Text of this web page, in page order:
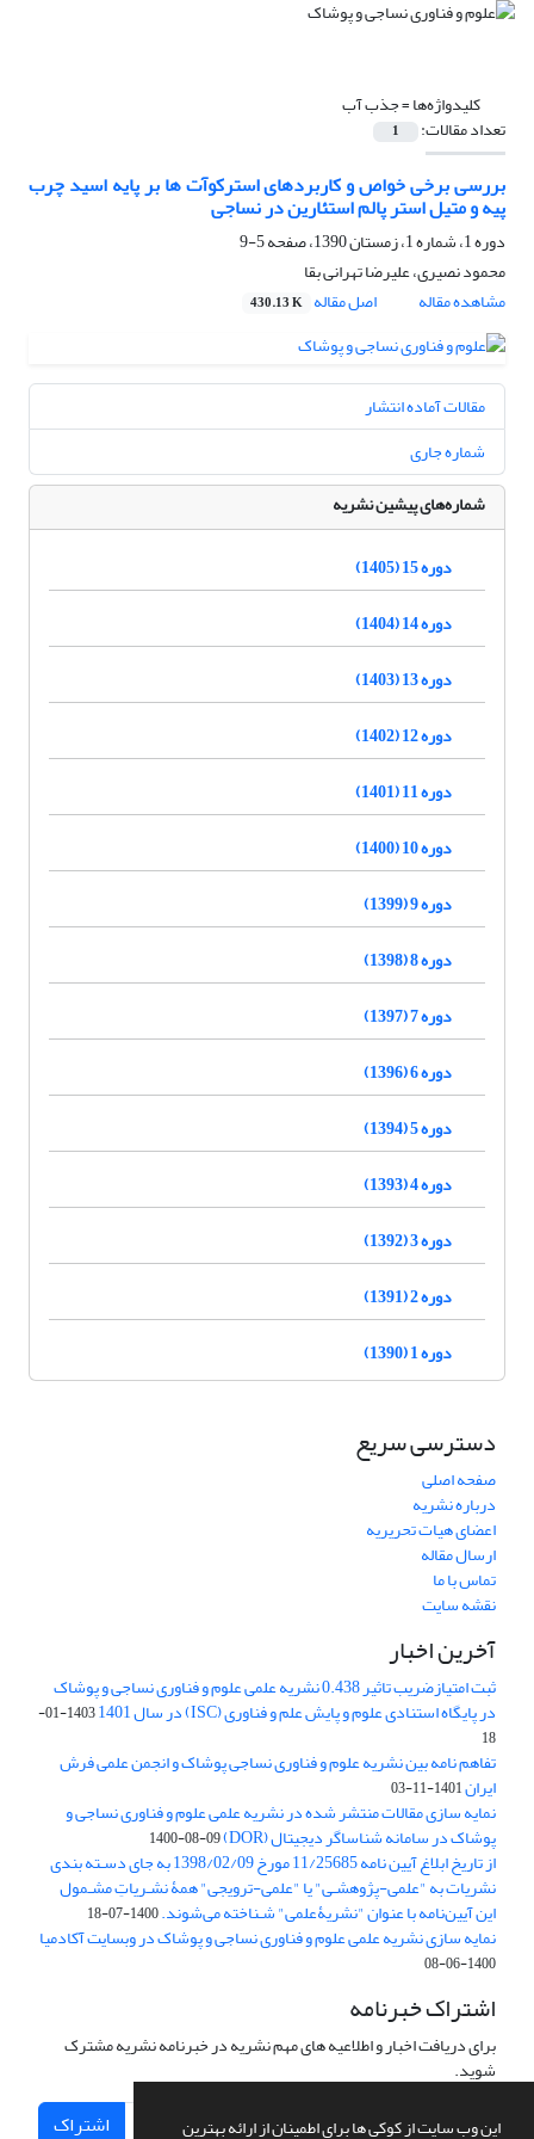
این وب سایت از کوکی ها برای اطمینان از ارائه بهترین
کلیدواژه‌ها =جذب آب
تعداد مقالات: 1
بررسی برخی خواص و کاربردهای استرکوآت ها بر پایه اسید چرب
پیه و متیل استر پالم استئارین در نساجی
دوره 1، شماره 1، زمستان 1390، صفحه
5-9
محمود نصیری، علیرضا تهرانی بقا
مشاهده مقاله
اصل مقاله 430.13 K
مقالات آماده انتشار
شماره جاری
شماره‌های پیشین نشریه
دوره 15 (1405)
دوره 14 (1404)
دوره 13 (1403)
دوره 12 (1402)
دوره 11 (1401)
دوره 10 (1400)
دوره 9 (1399)
دوره 8 (1398)
دوره 7 (1397)
دوره 6 (1396)
دوره 5 (1394)
دوره 4 (1393)
دوره 3 (1392)
دوره 2 (1391)
دوره 1 (1390)
دسترسی سریع
صفحه اصلی
درباره نشریه
اعضای هیات تحریریه
ارسال مقاله
تماس با ما
نقشه سایت
آخرین اخبار
ثبت امتیازضریب تاثیر 0.438 نشریه علمی علوم و فناوری نساجی و پوشاک
در پایگاه استنادی علوم و پایش علم و فناوری (ISC) در سال 1401
1403-01-
18
تفاهم نامه بین نشریه علوم و فناوری نساجی پوشاک و انجمن علمی فرش
ایران1401-11-03
نمایه سازی مقالات منتشر شده در نشریه علمی علوم و فناوری نساجی و
پوشاک در سامانه شناساگر دیجیتال (DOR) 1400-08-09
از تاریخ ابلاغ آیین نامه 11/25685 مورخ 1398/02/09 به جای دسـته بندی
نشریات به "علمی-پژوهشـی" یا "علمی-ترویجی" همۀ نشـریاتِ مشـمول
این آیین‌نامه با عنوان "نشریۀعلمی" شـناخته می‌شوند.1400-07-18
نمایه سازی نشریه علمی علوم و فناوری نساجی و پوشاک در وبسایت آکادمیا
1400-06-08
اشتراک خبرنامه
برای دریافت اخبار و اطلاعیه های مهم نشریه در خبرنامه نشریه مشترک
شوید.
اشتراک